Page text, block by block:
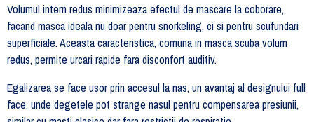
Volumul intern redus minimizeaza efectul de mascare la coborare,
facand masca ideala nu doar pentru snorkeling, ci si pentru scufundari
superficiale. Aceasta caracteristica, comuna in masca scuba volum
redus, permite urcari rapide fara disconfort auditiv.
Egalizarea se face usor prin accesul la nas, un avantaj al designului full
face, unde degetele pot strange nasul pentru compensarea presiunii,